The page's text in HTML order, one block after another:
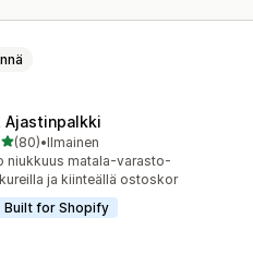
Ajastinpalkki
/ 5 tähteä
(80) yhteensä
•Ilmainen
niukkuus matala-varasto-
ja kiinteällä ostoskor
Built for Shopify